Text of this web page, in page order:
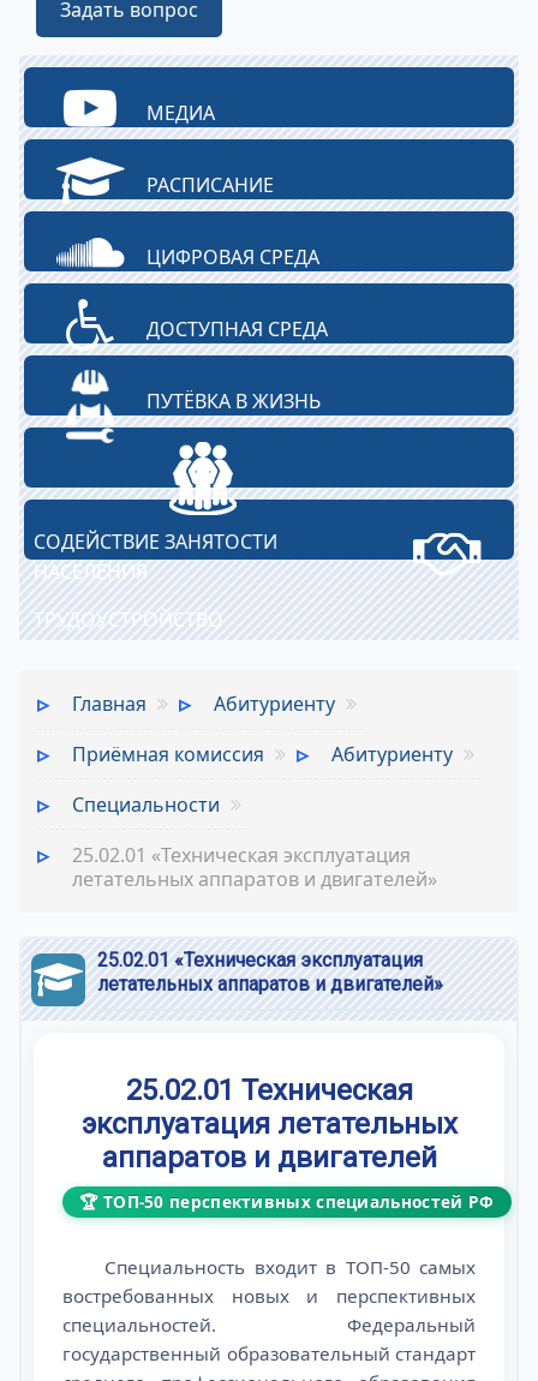
Задать вопрос
МЕДИА
РАСПИСАНИЕ
ЦИФРОВАЯ СРЕДА
ДОСТУПНАЯ СРЕДА
ПУТЁВКА В ЖИЗНЬ
СОДЕЙСТВИЕ ЗАНЯТОСТИ
НАСЕЛЕНИЯ
ТРУДОУСТРОЙСТВО
Главная
Абитуриенту
Приёмная комиссия
Абитуриенту
Специальности
25.02.01 «Техническая эксплуатация
летательных аппаратов и двигателей»
25.02.01 «Техническая эксплуатация
летательных аппаратов и двигателей»
25.02.01 Техническая
эксплуатация летательных
аппаратов и двигателей
🏆 ТОП-50 перспективных специальностей РФ
Специальность входит в ТОП-50 самых
востребованных новых и перспективных
специальностей. Федеральный
государственный образовательный стандарт